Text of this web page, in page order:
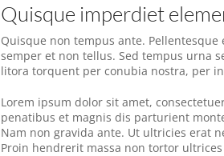
Quisque imperdiet
Quisque non tempus ante.
semper et non tellus. Sed tempus urna
litora torquent per conubia nostra, per
Lorem ipsum dolor sit amet,
penatibus et magnis dis parturient
Nam non gravida ante. Ut ultricies erat
Proin hendrerit massa non tortor